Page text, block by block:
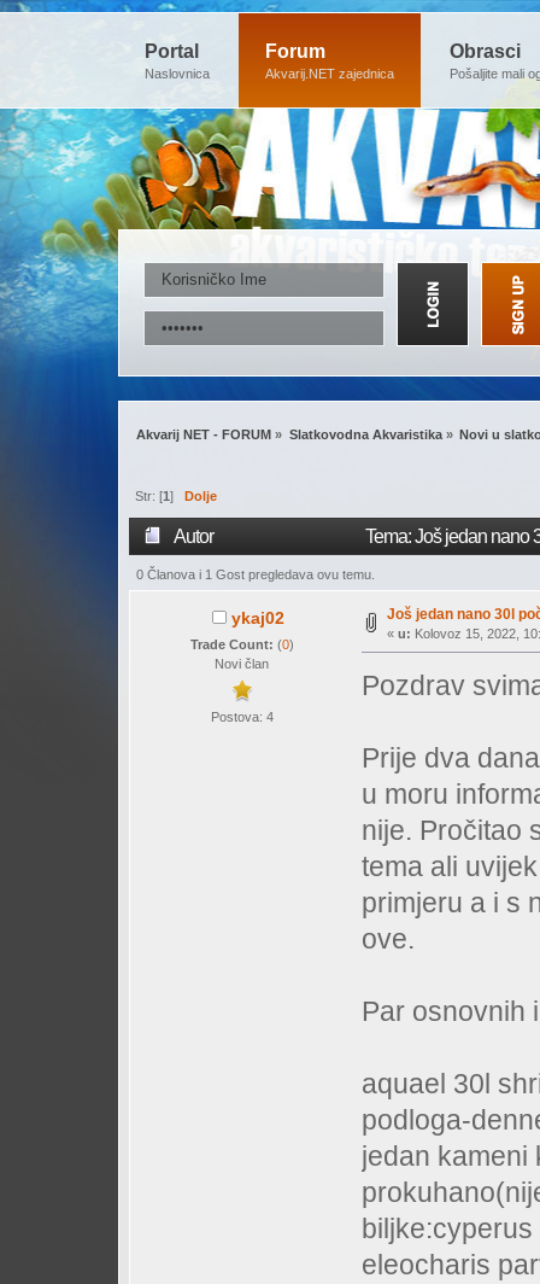
Portal
Naslovnica
Forum
Akvarij.NET zajednica
Obrasci
Pošaljite mali
Akvarij NET - FORUM » Slatkovodna Akvaristika» Novi u
Str: [1] Dolje
Autor Tema: Još jedan nano
0 Članova i 1 Gost pregledava ovu temu.
ykaj02
Trade Count: (0)
Novi član
Postova: 4
Još jedan nano 30l
« u: Kolovoz 15, 2022,
Pozdrav
Prije dva
u moru
nije. Pročitao
tema ali
primjeru a i s
ove.
Par osnovnih
aquael 30l
podloga-
jedan kameni
eleocharis